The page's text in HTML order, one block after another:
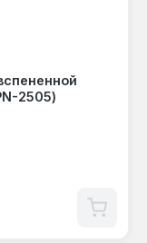
2505)